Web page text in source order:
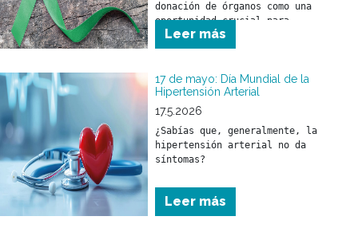
donación de órganos como una
oportunidad crucial para
salvar y mejorar la calidad
de vida de miles de personas.
Leer más
17 de mayo: Día Mundial de la
Hipertensión Arterial
17.5.2026
¿Sabías que, generalmente, la
hipertensión arterial no da
síntomas?
Leer más